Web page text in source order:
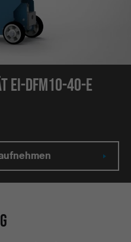
DFM10-40-E